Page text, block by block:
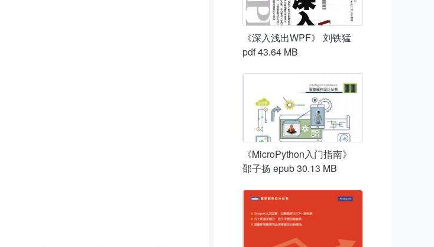
《深入浅出WPF》 刘铁猛
pdf 43.64 MB
《MicroPython入门指南》
邵子扬 epub 30.13 MB